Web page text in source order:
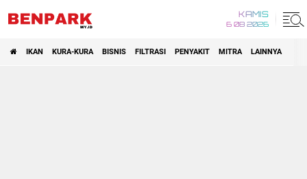
KAMIS
6 08 2026
IKAN KURA-KURA BISNIS FILTRASI PENYAKIT MITRA LAINNYA